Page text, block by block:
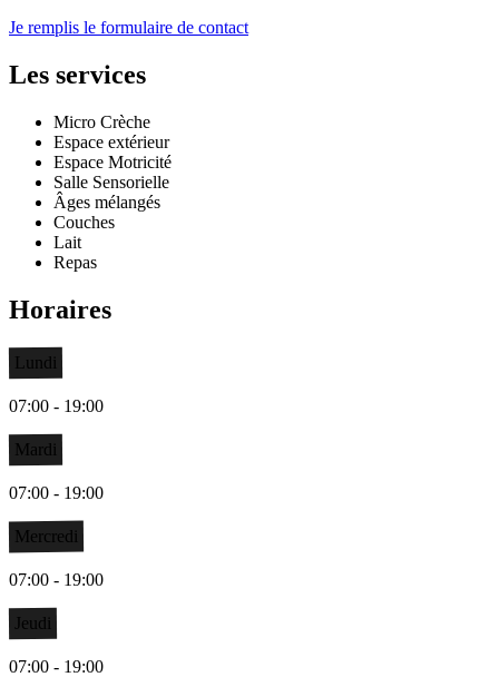
Je remplis le formulaire de contact
Les services
Micro Crèche
Espace extérieur
Espace Motricité
Salle Sensorielle
Âges mélangés
Couches
Lait
Repas
Horaires
Lundi
07:00 - 19:00
Mardi
07:00 - 19:00
Mercredi
07:00 - 19:00
Jeudi
07:00 - 19:00